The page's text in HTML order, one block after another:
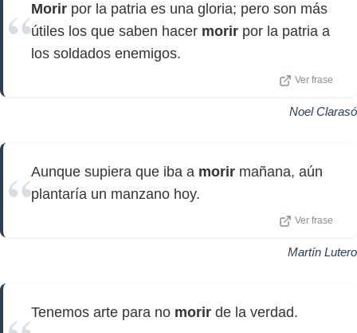
Morir por la patria es una gloria; pero son más
útiles los que saben hacer morir por la patria a
los soldados enemigos.
Ver frase
Noel Clarasó
Aunque supiera que iba a morir mañana, aún
plantaría un manzano hoy.
Ver frase
Martín Lutero
Tenemos arte para no morir de la verdad.